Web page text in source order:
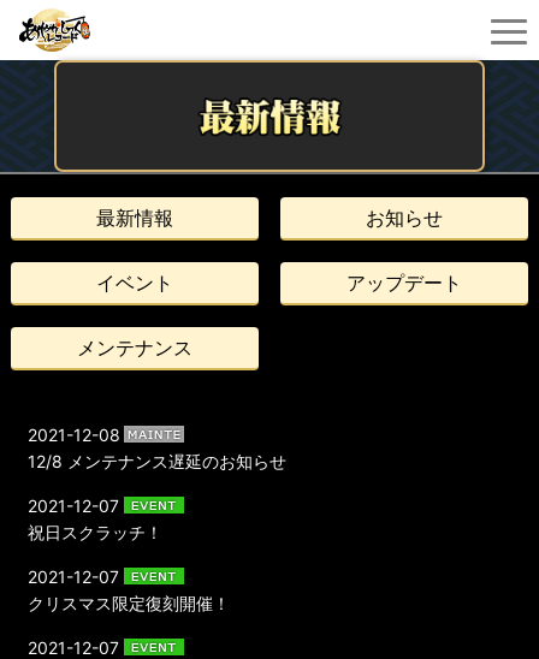
最新情報 お知らせ
イベント アップデート
メンテナンス
12/8 メンテナンス遅延のお知らせ
2021-12-08
祝日スクラッチ！
2021-12-07
クリスマス限定復刻開催！
2021-12-07
2021-12-07